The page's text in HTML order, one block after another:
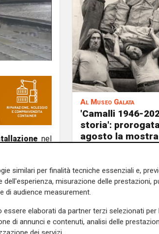
nel
eccellenze e
Storiche
al vino,
in Liguriaè
della nuova
Comune di
Al Museo Galata
'Camalli 1946-
storia':
agosto la
similari per finalità tecniche essenziali e,
dell'esperienza, misurazione delle prestazioni,
di audience measurement.
elaborati da partner terzi selezionati per
di annunci e contenuti, analisi delle